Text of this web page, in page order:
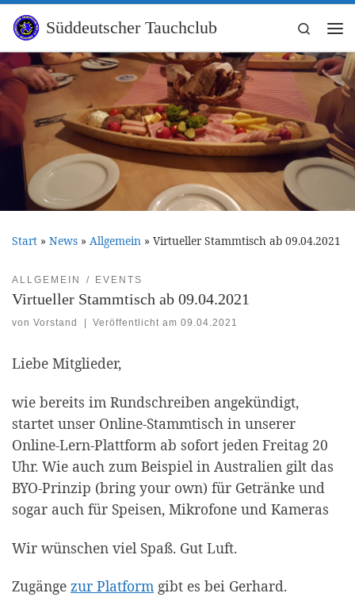
Zum Inhalt springen
Süddeutscher Tauchclub
Search
Start » News » Allgemein » Virtueller Stammtisch ab 09.04.2021
ALLGEMEIN EVENTS
Virtueller Stammtisch ab 09.04.2021
von Vorstand Veröffentlicht am09.04.2021
Liebe Mitglieder,
wie bereits im Rundschreiben angekündigt,
startet unser Online-Stammtisch in unserer
Online-Lern-Plattform ab sofort jeden Freitag 20
Uhr. Wie auch zum Beispiel in Australien gilt das
BYO-Prinzip (bring your own) für Getränke und
sogar auch für Speisen, Mikrofone und Kameras
Wir wünschen viel Spaß. Gut Luft.
Zugänge zur Platform gibt es bei Gerhard.